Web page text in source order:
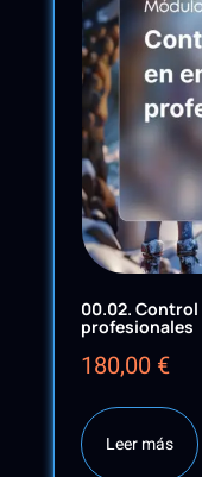
00.02.
profesionales
180,00 €
Leer más